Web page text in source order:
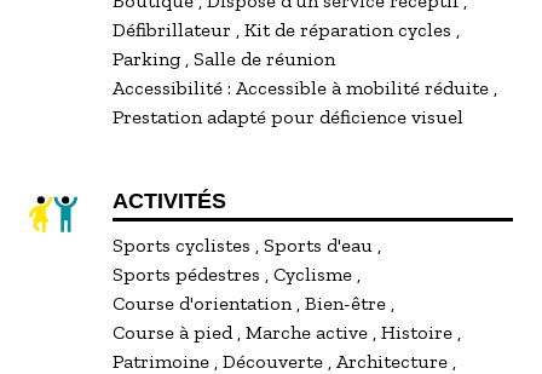
Défibrillateur Kit de réparation cycles
Parking Salle de réunion
Accessibilité : Accessible à mobilité réduite
Prestation adapté pour déficience visuel
ACTIVITÉS
Sports cyclistes
Sports d'eau
Sports pédestres
Cyclisme
Course d'orientation Bien-être
Course à pied Marche active Histoire
Patrimoine Découverte Architecture